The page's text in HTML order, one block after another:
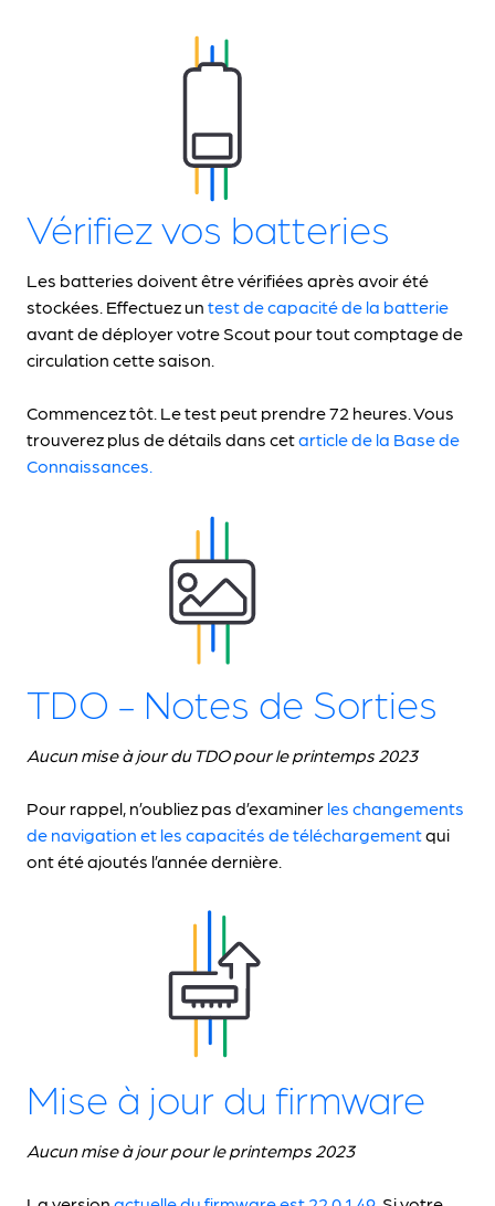
Vérifiez vos batteries
Les batteries doivent être vérifiées après avoir été
stockées. Effectuez un test de capacité de la batterie
avant de déployer votre Scout pour tout comptage de
circulation cette saison.
Commencez tôt. Le test peut prendre 72 heures. Vous
trouverez plus de détails dans cetarticle de la Base de
Connaissances.
TDO - Notes de Sorties
Aucun mise à jour du TDO pour le printemps 2023
Pour rappel, n’oubliez pas d’examiner les changements
de navigation et les capacités de téléchargementqui
ont été ajoutés l’année dernière.
Mise à jour du firmware
Aucun mise à jour pour le printemps 2023